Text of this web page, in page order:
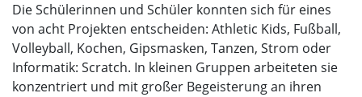
Die Schülerinnen und Schüler konnten sich für eines
von acht Projekten entscheiden: Athletic Kids, Fußball,
Volleyball, Kochen, Gipsmasken, Tanzen, Strom oder
Informatik: Scratch. In kleinen Gruppen arbeiteten sie
konzentriert und mit großer Begeisterung an ihren